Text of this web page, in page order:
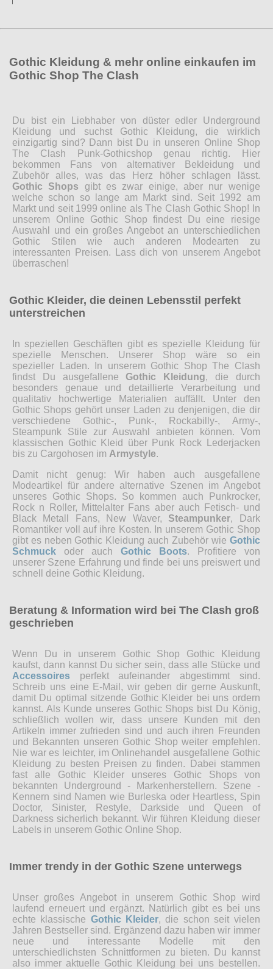
Gothic Kleidung & mehr online einkaufen im
Gothic Shop The Clash
Du bist ein Liebhaber von düster edler Underground
Kleidung und suchst Gothic Kleidung, die wirklich
einzigartig sind? Dann bist Du in unseren Online Shop
The Clash Punk-Gothicshop genau richtig. Hier
bekommen Fans von alternativer Bekleidung und
Zubehör alles, was das Herz höher schlagen lässt.
Gothic Shops gibt es zwar einige, aber nur wenige
welche schon so lange am Markt sind. Seit 1992 am
Markt und seit 1999 online als The Clash Gothic Shop! In
unserem Online Gothic Shop findest Du eine riesige
Auswahl und ein großes Angebot an unterschiedlichen
Gothic Stilen wie auch anderen Modearten zu
interessanten Preisen. Lass dich von unserem Angebot
überraschen!
Gothic Kleider, die deinen Lebensstil perfekt
unterstreichen
In speziellen Geschäften gibt es spezielle Kleidung für
spezielle Menschen. Unserer Shop wäre so ein
spezieller Laden. In unserem Gothic Shop The Clash
findst Du ausgefallene Gothic Kleidung, die durch
besonders genaue und detaillierte Verarbeitung und
qualitativ hochwertige Materialien auffällt. Unter den
Gothic Shops gehört unser Laden zu denjenigen, die dir
verschiedene Gothic-, Punk-, Rockabilly-, Army-,
Steampunk Stile zur Auswahl anbieten können. Vom
klassischen Gothic Kleid über Punk Rock Lederjacken
bis zu Cargohosen im Armystyle.
Damit nicht genug: Wir haben auch ausgefallene
Modeartikel für andere alternative Szenen im Angebot
unseres Gothic Shops. So kommen auch Punkrocker,
Rock n Roller, Mittelalter Fans aber auch Fetisch- und
Black Metall Fans, New Waver, Steampunker, Dark
Romantiker voll auf ihre Kosten. In unserem Gothic Shop
gibt es neben Gothic Kleidung auch Zubehör wie Gothic
Schmuck oder auch Gothic Boots. Profitiere von
unserer Szene Erfahrung und finde bei uns preiswert und
schnell deine Gothic Kleidung.
Beratung & Information wird bei The Clash groß
geschrieben
Wenn Du in unserem Gothic Shop Gothic Kleidung
kaufst, dann kannst Du sicher sein, dass alle Stücke und
Accessoires perfekt aufeinander abgestimmt sind.
Schreib uns eine E-Mail, wir geben dir gerne Auskunft,
damit Du optimal sitzende Gothic Kleider bei uns ordern
kannst. Als Kunde unseres Gothic Shops bist Du König,
schließlich wollen wir, dass unsere Kunden mit den
Artikeln immer zufrieden sind und auch ihren Freunden
und Bekannten unseren Gothic Shop weiter empfehlen.
Nie war es leichter, im Onlinehandel ausgefallene Gothic
Kleidung zu besten Preisen zu finden. Dabei stammen
fast alle Gothic Kleider unseres Gothic Shops von
bekannten Underground - Markenherstellern. Szene -
Kennern sind Namen wie Burleska oder Heartless, Spin
Doctor, Sinister, Restyle, Darkside und Queen of
Darkness sicherlich bekannt. Wir führen Kleidung dieser
Labels in unserem Gothic Online Shop.
Immer trendy in der Gothic Szene unterwegs
Unser großes Angebot in unserem Gothic Shop wird
laufend erneuert und ergänzt. Natürlich gibt es bei uns
echte klassische Gothic Kleider, die schon seit vielen
Jahren Bestseller sind. Ergänzend dazu haben wir immer
neue und interessante Modelle mit den
unterschiedlichsten Schnittformen zu bieten. Du kannst
also immer aktuelle Gothic Kleidung bei uns bestellen.